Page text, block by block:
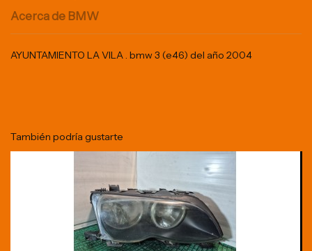
Acerca de BMW
AYUNTAMIENTO LA VILA . bmw 3 (e46) del año 2004
También podría gustarte